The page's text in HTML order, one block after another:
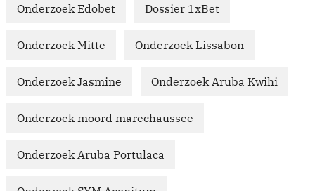
Onderzoek Edobet Dossier 1xBet
Onderzoek Mitte Onderzoek Lissabon
Onderzoek Jasmine Onderzoek Aruba Kwihi
Onderzoek moord marechaussee
Onderzoek Aruba Portulaca